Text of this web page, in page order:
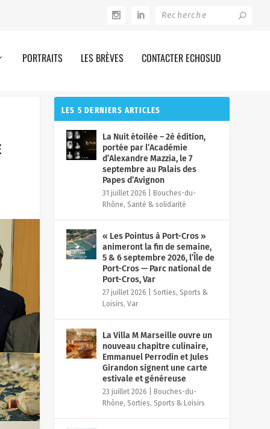
PORTRAITS LES BRÈVES CONTACTER ECHOSUD
LES 5 DERNIERS ARTICLES
La Nuit étoilée – 2è édition,
portée par l’Académie
d’Alexandre Mazzia, le 7
septembre au Palais des
Papes d’Avignon
31 juillet 2026
Bouches-du-
Rhône,Santé & solidarité
« Les Pointus à Port-Cros »
animeront la fin de semaine,
5 & 6 septembre 2026, l’Île de
Port-Cros — Parc national de
Port-Cros, Var
27 juillet 2026 |Sorties, Sports &
Loisirs,Var
La Villa M Marseille ouvre un
nouveau chapitre culinaire,
Emmanuel Perrodin et Jules
Girandon signent une carte
estivale et généreuse
23 juillet 2026
Bouches-du-
Rhône,Sorties, Sports & Loisirs